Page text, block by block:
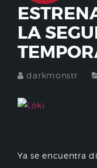
LA
darkmonstr
Ya se encuentra